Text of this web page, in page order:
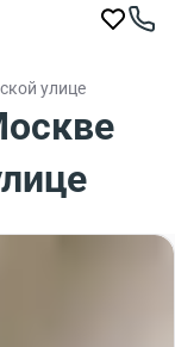
улице